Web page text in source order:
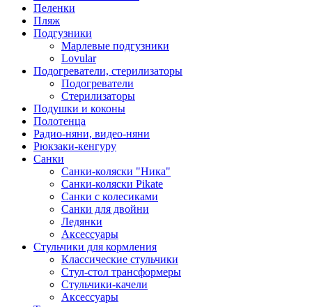
Пеленки
Пляж
Подгузники
Марлевые подгузники
Lovular
Подогреватели, стерилизаторы
Подогреватели
Стерилизаторы
Подушки и коконы
Полотенца
Радио-няни, видео-няни
Рюкзаки-кенгуру
Санки
Санки-коляски "Ника"
Санки-коляски Pikate
Санки с колесиками
Санки для двойни
Ледянки
Аксессуары
Стульчики для кормления
Классические стульчики
Стул-стол трансформеры
Стульчики-качели
Аксессуары